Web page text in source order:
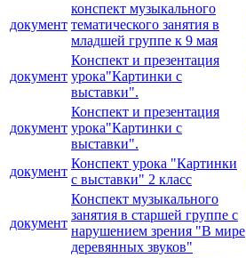
документ
конспект музыкального
тематического занятия в
младшей группе к 9 мая
документ
Конспект и презентация
урока"Картинки с
выставки".
документ
Конспект и презентация
урока"Картинки с
выставки".
документ
Конспект урока "Картинки
с выставки" 2 класс
документ
Конспект музыкального
занятия в старшей группе с
нарушением зрения "В мире
деревянных звуков"